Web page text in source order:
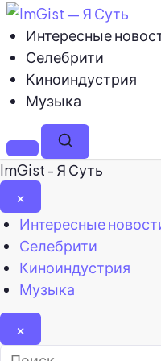
Интересные
Селебрити
Киноиндустрия
Музыка
МенюПоиск
ImGist - Я Суть
×
Закрыть
меню
Интересные
Селебрити
Киноиндустрия
Музыка
×
Найти: